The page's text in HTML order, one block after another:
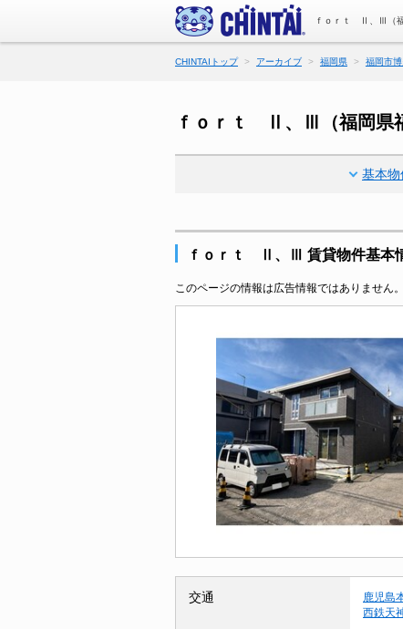
ｆｏｒｔ Ⅱ、Ⅲ（福
CHINTAIトップ アーカイブ 福岡県 福岡市
ｆｏｒｔ Ⅱ、Ⅲ（福岡県
基本物
ｆｏｒｔ Ⅱ、Ⅲ 賃貸物件基本
このページの情報は広告情報ではありません
交通 鹿児島
西鉄天